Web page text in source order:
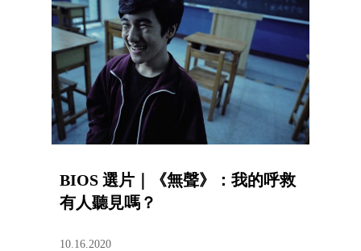
BIOS 選片｜《無聲》：我的呼救
有人聽見嗎？
10.16.2020